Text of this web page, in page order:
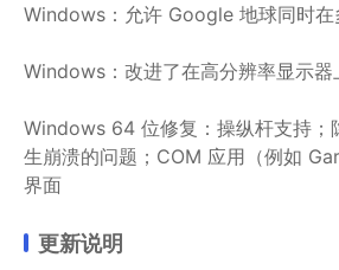
Windows：允许 Google 地球同时在
Windows：改进了在高分辨率显示器
Windows 64 位修复：操纵杆支持；
生崩溃的问题；COM 应用（例如
界面
更新说明